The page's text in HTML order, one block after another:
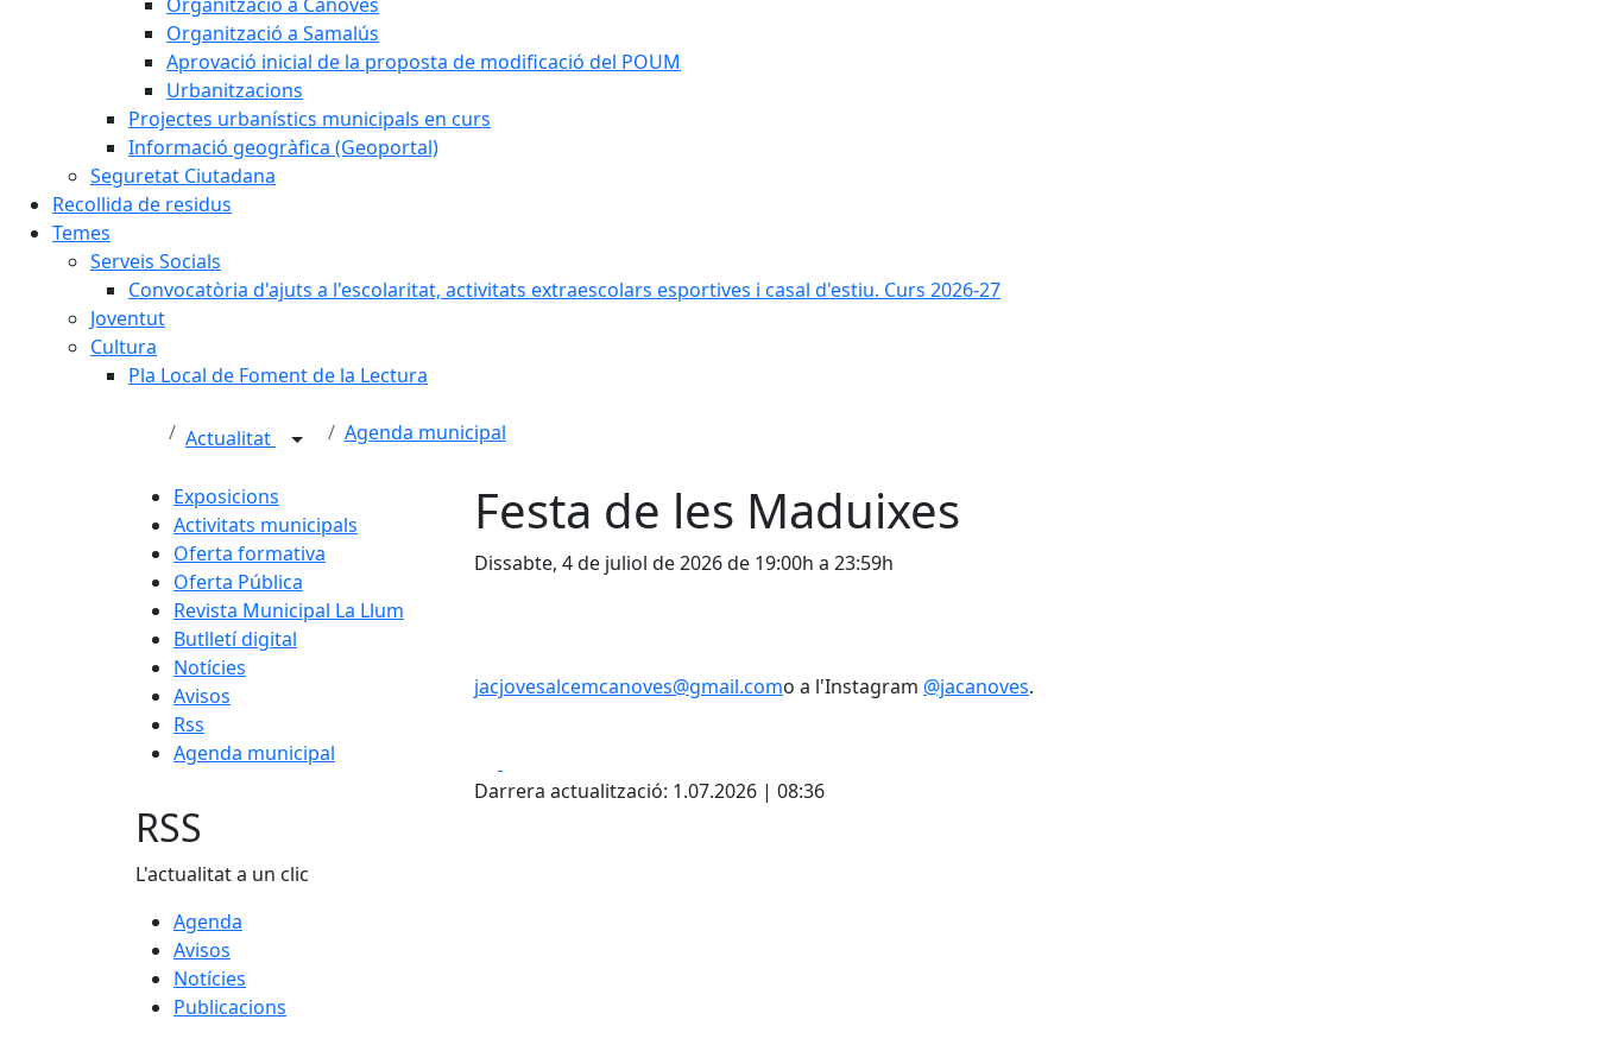
Organització a Samalús
Aprovació inicial de la proposta de modificació del POUM
Urbanitzacions
Projectes urbanístics municipals en curs
Informació geogràfica (Geoportal)
Seguretat Ciutadana
Recollida de residus
Temes
Serveis Socials
Convocatòria d'ajuts a l'escolaritat, activitats extraescolars esportives i casal d'estiu. Curs 2026-27
Joventut
Cultura
Pla Local de Foment de la Lectura
Actualitat Agenda municipal
Exposicions
Activitats municipals
Oferta formativa
Oferta Pública
Revista Municipal La Llum
Butlletí digital
Notícies
Avisos
Rss
Agenda municipal
Festa de les Maduixes
Dissabte, 4 de juliol de 2026 de 19:00h a 23:59h
jacjovesalcemcanoves@gmail.como a l'Instagram @jacanoves.
Darrera actualització: 1.07.2026 | 08:36
RSS
L'actualitat a un clic
Agenda
Avisos
Notícies
Publicacions